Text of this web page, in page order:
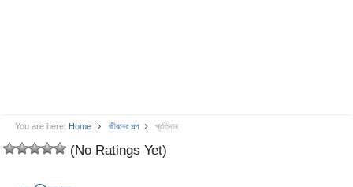
You are here: Home জীবনের গল্প প্রতিদান
(No Ratings Yet)